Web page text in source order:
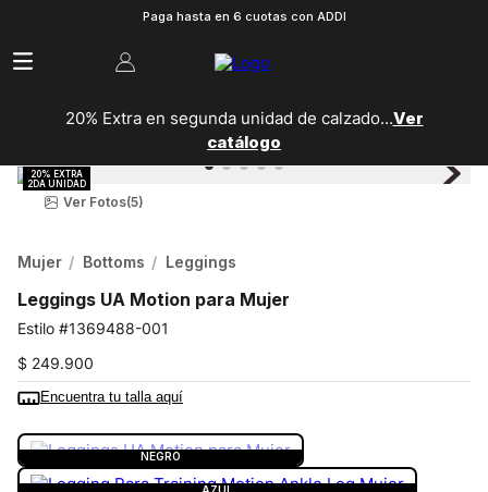
Paga hasta en 6 cuotas con ADDI
20% Extra en segunda unidad de calzado...Ver
catálogo
Ver Fotos(5)
Mujer Bottoms Leggings
Leggings UA Motion para Mujer
1369488-001
$ 249.900
Encuentra tu talla aquí
NEGRO